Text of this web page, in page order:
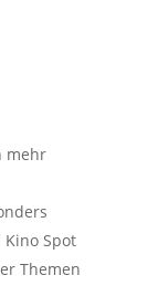
mehr
Spot
Themen